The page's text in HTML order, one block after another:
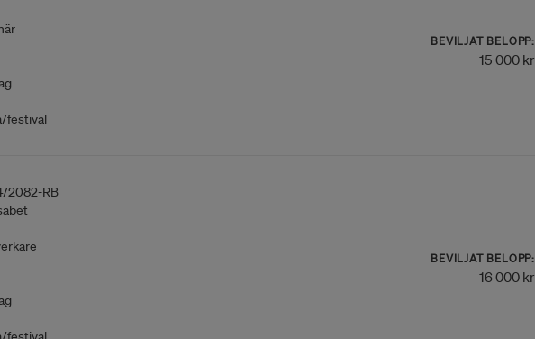
festival
BEVILJAT BELOPP:
15 000 kr
2082-RB
BEVILJAT BELOPP:
16 000 kr